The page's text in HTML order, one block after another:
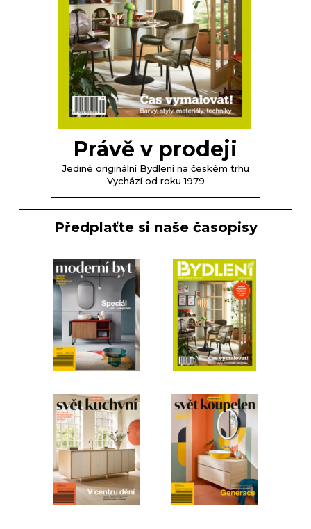
Právě v prodeji
Jediné originální Bydlení na českém trhu
Vychází od roku 1979
Předplaťte si naše časopisy